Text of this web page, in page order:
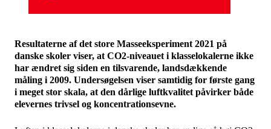
Resultaterne af det store Masseeksperiment 2021 på
danske skoler viser, at CO2-niveauet i klasselokalerne ikke
har ændret sig siden en tilsvarende, landsdækkende
måling i 2009. Undersøgelsen viser samtidig for første gang
i meget stor skala, at den dårlige luftkvalitet påvirker både
elevernes trivsel og koncentrationsevne.